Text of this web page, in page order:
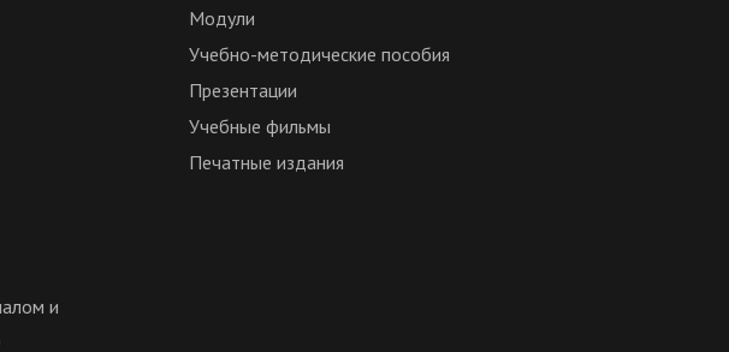
Модули
Учебно-методические пособия
Презентации
Учебные фильмы
Печатные издания
и